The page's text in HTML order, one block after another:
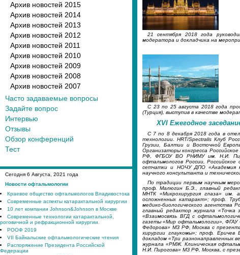
Архив новостей 2015
Архив новостей 2014
Архив новостей 2013
Архив новостей 2012
Архив новостей 2011
Архив новостей 2010
Архив новостей 2009
Архив новостей 2008
Архив новостей 2007
Часто задаваемые вопросы
Задайте вопрос
Интервью
Отзывы
Обзор конференций
Тест
Сегодня 6 Августа, 2021 года
Новости офтальмологии
Краевое общество офтальмологов Владивостока
Современные аспекты катарактальной хирургии
10 лет компании Johnson&Johnson в Москве
Современные технологии катарактальной,
роговичной и рефракционной хирургии.
РООФ 2019
VII Байкальские офтальмологические чтения
Распоряжение Президента Российской
Федерации
21 сентября 2018 года
модератора и докладчика на
С 23 по 25 августа 2018 года
(Турция), выступив в качестве
XVI Ежегодное
С 7 по 8 декабря 2018 года в
технологии. HRT/Spectralis Клуб
Грузии, Балтии и Восточной
Организаторы конгресса
РФ, ФГБОУ ВО РНИМУ им. Н.И.
офтальмологов России, Российское
сетчатки и НОЧУ ДПО «Академия
научного консультанта и
По традиции первым научным
проф. Малюгин Б.Э., главный
МНТК «Микрохирургия глаза» им.
осложненных катаракт»; проф.
медико-биологического агентства
главный редактор журнала
«Взаимосвязь ВГД с
газеты «Мир офтальмологии», ФГАУ
Федорова» МЗ РФ, Москва с
хирургии глаукомы»; проф.
докладом «Три разнонаправленных
журнала «РМЖ. Клиническая
Н.И. Пирогова» МЗ РФ, Москва, с